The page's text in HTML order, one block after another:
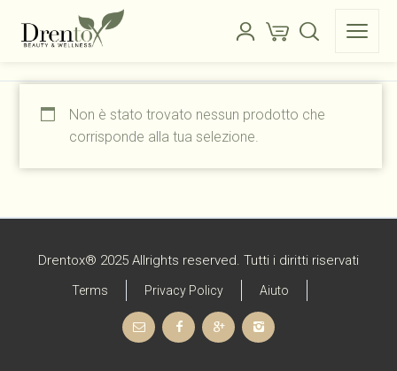
Non è stato trovato nessun prodotto che
corrisponde alla tua selezione.
Drentox® 2025 Allrights reserved. Tutti i diritti riservati
Terms Privacy Policy Aiuto